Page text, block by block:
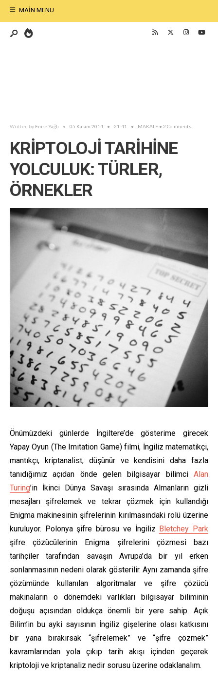
MAIN MENU
Written by Emre Yağlı • 05 Kasım 2014 • 21:41 • MAKALE • 2 Comments
KRİPTOLOJİ TARİHİNE
YOLCULUK: TÜRLER,
ÖRNEKLER
Önümüzdeki günlerde İngiltere’de gösterime girecek
Yapay Oyun (The Imitation Game) filmi, İngiliz matematikçi,
mantıkçı, kriptanalist, düşünür ve kendisini daha fazla
tanıdığımız açıdan önde gelen bilgisayar bilimci Alan
Turing’in İkinci Dünya Savaşı sırasında Almanların gizli
mesajları şifrelemek ve tekrar çözmek için kullandığı
Enigma makinesinin şifrelerinin kırılmasındaki rolü üzerine
kuruluyor. Polonya şifre bürosu ve İngiliz Bletchey Park
şifre çözücülerinin Enigma şifrelerini çözmesi bazı
tarihçiler tarafından savaşın Avrupa’da bir yıl erken
sonlanmasının nedeni olarak gösterilir. Aynı zamanda şifre
çözümünde kullanılan algoritmalar ve şifre çözücü
makinaların o dönemdeki varlıkları bilgisayar biliminin
doğuşu açısından oldukça önemli bir yere sahip. Açık
Bilim’in bu ayki sayısının İngiliz gişelerine olası katkısını
bir yana bırakırsak “şifrelemek” ve “şifre çözmek”
kavramlarından yola çıkıp tarih akışı içinden geçerek
kriptoloji ve kriptanaliz nedir sorusu üzerine odaklanalım.